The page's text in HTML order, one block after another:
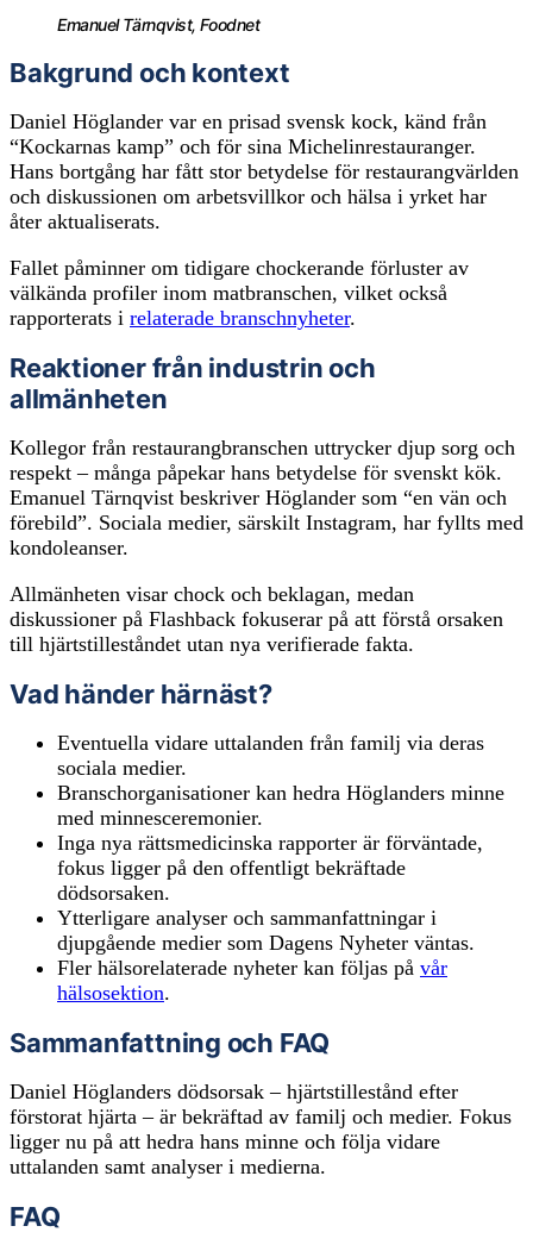
Emanuel Tärnqvist, Foodnet
Bakgrund och kontext
Daniel Höglander var en prisad svensk kock, känd från
“Kockarnas kamp” och för sina Michelinrestauranger.
Hans bortgång har fått stor betydelse för restaurangvärlden
och diskussionen om arbetsvillkor och hälsa i yrket har
åter aktualiserats.
Fallet påminner om tidigare chockerande förluster av
välkända profiler inom matbranschen, vilket också
rapporterats i relaterade branschnyheter.
Reaktioner från industrin och
allmänheten
Kollegor från restaurangbranschen uttrycker djup sorg och
respekt – många påpekar hans betydelse för svenskt kök.
Emanuel Tärnqvist beskriver Höglander som “en vän och
förebild”. Sociala medier, särskilt Instagram, har fyllts med
kondoleanser.
Allmänheten visar chock och beklagan, medan
diskussioner på Flashback fokuserar på att förstå orsaken
till hjärtstilleståndet utan nya verifierade fakta.
Vad händer härnäst?
Eventuella vidare uttalanden från familj via deras
sociala medier.
Branschorganisationer kan hedra Höglanders minne
med minnesceremonier.
Inga nya rättsmedicinska rapporter är förväntade,
fokus ligger på den offentligt bekräftade
dödsorsaken.
Ytterligare analyser och sammanfattningar i
djupgående medier som Dagens Nyheter väntas.
Fler hälsorelaterade nyheter kan följas på vår
hälsosektion.
Sammanfattning och FAQ
Daniel Höglanders dödsorsak – hjärtstillestånd efter
förstorat hjärta – är bekräftad av familj och medier. Fokus
ligger nu på att hedra hans minne och följa vidare
uttalanden samt analyser i medierna.
FAQ